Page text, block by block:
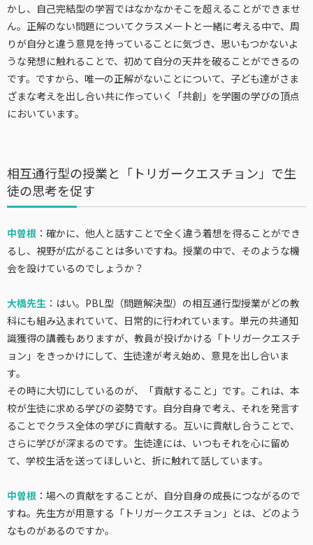
かし、自己完結型の学習ではなかなかそこを超えることができませ
ん。正解のない問題についてクラスメートと一緒に考える中で、周
りが自分と違う意見を持っていることに気づき、思いもつかないよ
うな発想に触れることで、初めて自分の天井を破ることができるの
です。ですから、唯一の正解がないことについて、子ども達がさま
ざまな考えを出し合い共に作っていく「共創」を学園の学びの頂点
においています。
相互通行型の授業と「トリガークエスチョン」で生
徒の思考を促す
中曽根 ：確かに、他人と話すことで全く違う着想を得ることができ
るし、視野が広がることは多いですね。授業の中で、そのような機
会を設けているのでしょうか？
大橋先生 ：はい。PBL型（問題解決型）の相互通行型授業がどの教
科にも組み込まれていて、日常的に行われています。単元の共通知
識獲得の講義もありますが、教員が投げかける「トリガークエスチ
ョン」をきっかけにして、生徒達が考え始め、意見を出し合いま
す。
その時に大切にしているのが、「貢献すること」です。これは、本
校が生徒に求める学びの姿勢です。自分自身で考え、それを発言す
ることでクラス全体の学びに貢献する。互いに貢献し合うことで、
さらに学びが深まるのです。生徒達には、いつもそれを心に留め
て、学校生活を送ってほしいと、折に触れて話しています。
中曽根 ：場への貢献をすることが、自分自身の成長につながるので
すね。先生方が用意する「トリガークエスチョン」とは、どのよう
なものがあるのですか。